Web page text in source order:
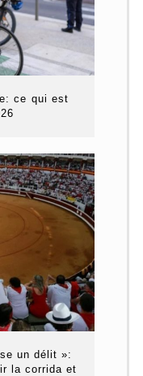
ce qui est
un délit »:
la corrida et